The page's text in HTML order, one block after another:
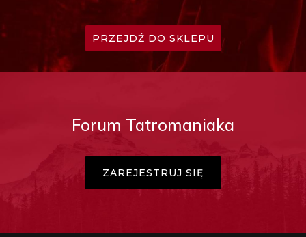
PRZEJDŹ DO SKLEPU
Forum Tatromaniaka
ZAREJESTRUJ SIĘ